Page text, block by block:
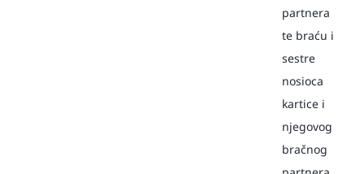
partnera
te braću i
sestre
nosioca
kartice i
njegovog
bračnog